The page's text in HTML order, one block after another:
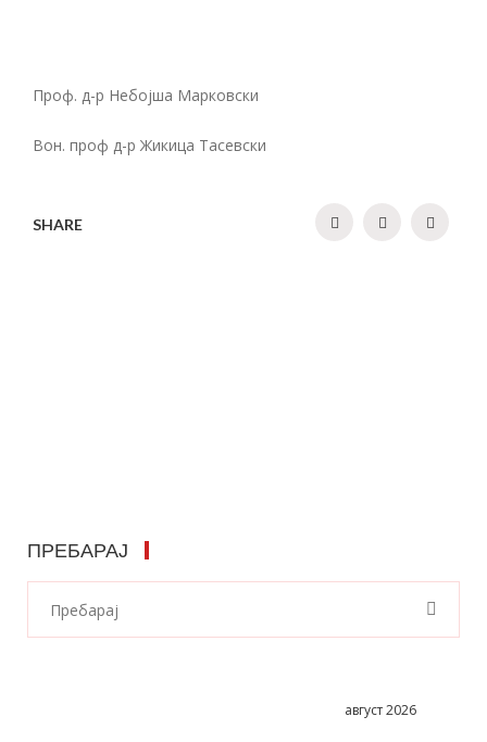
Проф. д-р Небојша Марковски
Вон. проф д-р Жикица Тасевски
SHARE
ПРЕБАРАЈ
август 2026